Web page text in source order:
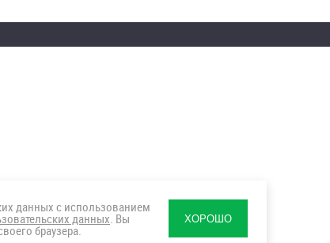
данных с использованием
данных . Вы
браузера.
ХОРОШО